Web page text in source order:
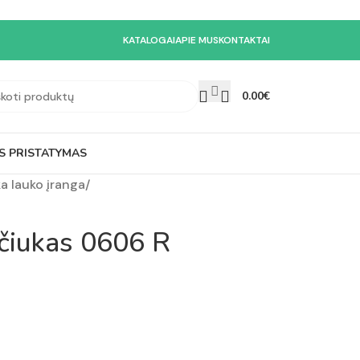
KATALOGAIAPIE MUSKONTAKTAI
0.00€
PRISTATYMAS
lauko įranga/
0606 R